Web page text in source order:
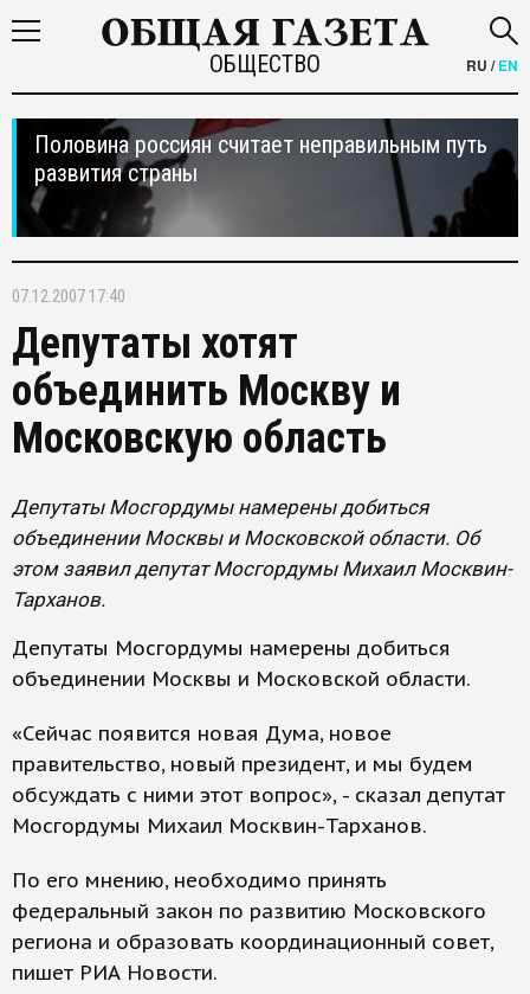
ОБЩЕСТВО RU /EN
Половина россиян считает неправильным путь
развития страны
07.12.2007 17:40
Депутаты хотят
объединить Москву и
Московскую область
Депутаты Мосгордумы намерены добиться
объединении Москвы и Московской области. Об
этом заявил депутат Мосгордумы Михаил Москвин-
Тарханов.
Депутаты Мосгордумы намерены добиться
объединении Москвы и Московской области.
«Сейчас появится новая Дума, новое
правительство, новый президент, и мы будем
обсуждать с ними этот вопрос», - сказал депутат
Мосгордумы Михаил Москвин-Тарханов.
По его мнению, необходимо принять
федеральный закон по развитию Московского
региона и образовать координационный совет,
пишет РИА Новости.